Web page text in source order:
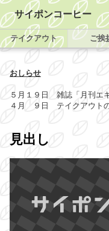
サイポンコーヒー
テイクアウト ご挨
おしらせ
５月１９日 雑誌「月刊エ
４月 ９日 テイクアウトの
見出し